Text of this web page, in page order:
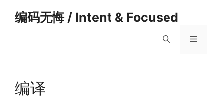
编码无悔 / Intent & Focused
菜
编译